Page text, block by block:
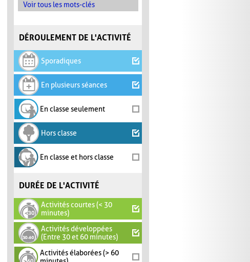
Voir tous les mots-clés
DÉROULEMENT DE L'ACTIVITÉ
Sporadiques
En plusieurs séances
En classe seulement
Hors classe
En classe et hors classe
DURÉE DE L'ACTIVITÉ
Activités courtes (< 30
minutes)
Activités développées
(Entre 30 et 60 minutes)
Activités élaborées (> 60